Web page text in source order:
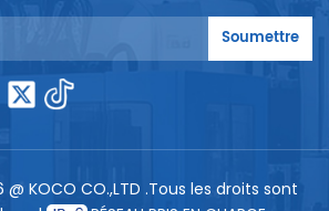
Soumettre
KOCO CO.,LTD .Tous les droits sont